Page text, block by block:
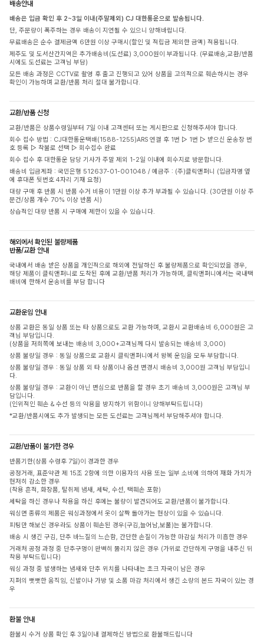
배송안내
배송은 입금 확인 후 2~3일 이내(주말제외) CJ 대한통운으로 발송됩니다.
단, 주문량이 폭주하는 경우 배송이 지연될 수 있으니 양해바랍니다.
무료배송은 순수 결제금액 6만원 이상 구매시(할인 및 적립금 제외한 금액) 적용됩니다.
제주도 및 도서산간지역은 추가배송비(도선료) 3,000원이 부과됩니다. (무료배송,교환/반품
시에도 도선료는 고객님 부담)
모든 배송 과정은 CCTV로 촬영 후 출고 진행되고 있어 상품을 고의적으로 훼손하시는 경우
확인이 가능하며 교환/반품 처리 절대 불가합니다.
교환/반품 신청
교환/반품은 상품수령일부터 7일 이내 고객센터 또는 게시판으로 신청해주셔야 합니다.
회수 접수 방법 : CJ대한통운택배(1588-1255)ARS 연결 후 1번 ▷ 1번 ▷ 받으신 운송장 번
호 등록 ▷ 착불로 선택 ▷ 회수접수 완료
회수 접수 후 대한통운 담당 기사가 주말 제외 1-2일 이내에 회수지로 방문합니다.
배송비 입금계좌 : 국민은행 512637-01-001048 / 예금주 : (주)클릭앤퍼니 (입금자명 옆
에 휴대폰 뒷번호 4자리 기재 요청)
대량 구매 후 반품 시 반품 수거 비용이 1만원 이상 추가 부과될 수 있습니다. (30만원 이상 주
문건/상품 개수 70% 이상 반품 시)
상습적인 대량 반품 시 구매에 제한이 있을 수 있습니다.
해외에서 확인된 불량제품
반품/교환 안내
국내에서 배송 받은 상품을 개인적으로 해외에 전달하신 후 불량제품으로 확인되었을 경우,
해당 제품이 클릭앤퍼니로 도착된 후에 교환/반품 처리가 가능하며, 클릭앤퍼니에서는 국내택
배비에 한해서 운송비를 부담 합니다
교환운임 안내
상품 교환은 동일 상품 또는 타 상품으로도 교환 가능하며, 교환시 교환배송비 6,000원은 고
객님 부담입니다.
(상품을 저희쪽에 보내는 배송비 3,000+고객님께 다시 발송되는 배송비 3,000)
상품 불량일 경우 : 동일 상품으로 교환시 클릭앤퍼니에서 왕복 운임을 모두 부담합니다.
상품 불량일 경우 : 동일 상품 외 타 상품이나 옵션 변경시 배송비 3,000원 고객님 부담입니
다.
상품 불량일 경우 : 교환이 아닌 변심으로 반품을 할 경우 초기 배송비 3,000원은 고객님 부
담입니다.
(인위적인 훼손 & 수선 등의 악용을 방지하기 위함이니 양해부탁드립니다)
*교환/반품시에도 추가 발생되는 모든 도선료는 고객님께서 부담해주셔야 합니다.
교환/반품이 불가한 경우
반품기한(상품 수령후 7일)이 경과한 경우
공정거래, 표준약관 제 15조 2항에 의한 이용자의 사용 또는 일부 소비에 의하여 재화 가치가
현저히 감소한 경우
(착용 흔적, 화장품, 탈취제 냄새, 세탁, 수선, 택훼손 포함)
세탁을 하신 경우나 착용을 하신 후에는 불량이 발견되어도 교환/반품이 불가합니다.
워싱면 종류의 제품은 워싱과정에서 옷이 살짝 돌아가는 현상이 있을 수 있습니다.
피팅만 해보신 경우라도 상품이 훼손된 경우(구김,늘어남,보풀)는 불가합니다.
배송 시 생긴 구김, 단추 바느질의 느슨함, 간단한 손질이 가능한 마감실 처리가 미흡한 경우
거래처 공정 과정 중 단추구멍이 완벽히 뚫리지 않은 경우 (가위로 간단하게 구멍을 내주신 뒤
착용 부탁드립니다)
워싱 과정 중 발생하는 냄새와 단추 위치를 나타내는 초크 자국이 남은 경우
지퍼의 뻣뻣한 움직임, 신발이나 가방 및 소품 마감 처리에서 생긴 소량의 본드 자국이 있는 경
우
환불 안내
환불시 수거 상품 확인 후 3일이내 결제하신 방법으로 환불해드립니다